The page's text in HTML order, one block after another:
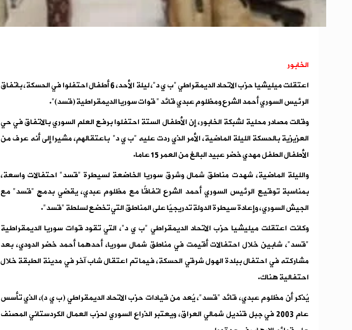
الخابور
اعتقلت ميليشيا حزب الاتحاد الديمقراطي "ب ي د"، ليلة الأحد، 6 أطفال احتفلوا في الحسكة، باتفاق
الرئيس السوري أحمد الشرع ومظلوم عبدي قائد " قوات سوريا الديمقراطية (قسد)".
وقالت مصادر محلية لشبكة الخابور، إن الأطفال الستة احتفلوا برفع العلم السوري بالاتفاق في حي
العزيزية بالحسكة الليلة الماضية، الأمر الذي ردت عليه "ب ي د" باعتقالهم، مشيرا إلى أنه عرف من
الأطفال الطفل مهدي خضر عبيد البالغ من العمر 15 عاما.
والليلة الماضية، شهدت مناطق شمال وشرق سوريا الخاضعة لسيطرة "قسد" احتفالات واسعة،
بمناسبة توقيع الرئيس السوري أحمد الشرع اتفاقًا مع مظلوم عبدي، يقضي بدمج "قسد" مع
الجيش السوري، وإعادة سيطرة الدولة تدريجيًا على المناطق التي تخضع لسلطة "قسد".
وكانت اعتقلت ميليشيا حزب الاتحاد الديمقراطي "ب ي د"، التي تقود قوات سوريا الديمقراطية
"قسد"، شابين خلال احتفالات أقيمت في مناطق شمال سوريا، أحدهما أحمد خضر الدودي، بعد
مشاركته في احتفال ببلدة الهول شرقي الحسكة، فيما تم اعتقال شاب آخر في مدينة الطبقة خلال
احتفالية هناك.
يُذكر أن مظلوم عبدي، قائد "قسد"، يُعد من قيادات حزب الاتحاد الديمقراطي (ب ي د)، الذي تأسس
عام 2003 في جبل قنديل شمالي العراق، ويعتبر الذراع السوري لحزب العمال الكردستاني المصنف